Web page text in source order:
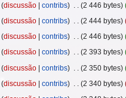
discussão contribs 2 446 bytes
discussão contribs 2 444 bytes
discussão contribs 2 446 bytes
discussão contribs 2 393 bytes
discussão contribs 2 350 bytes
discussão contribs 2 340 bytes